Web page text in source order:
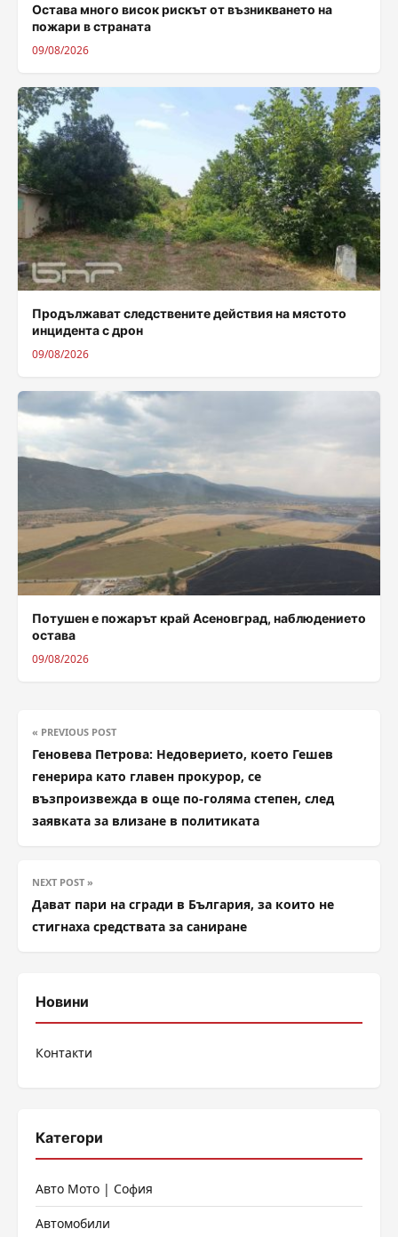
Остава много висок рискът от възникването на
пожари в страната
09/08/2026
Продължават следствените действия на мястото
инцидента с дрон
09/08/2026
Потушен е пожарът край Асеновград, наблюдението
остава
09/08/2026
« PREVIOUS POST
Геновева Петрова: Недоверието, което Гешев
генерира като главен прокурор, се
възпроизвежда в още по-голяма степен, след
заявката за влизане в политиката
NEXT POST »
Дават пари на сгради в България, за които не
стигнаха средствата за саниране
Новини
Контакти
Категори
Авто Мото | София
Автомобили